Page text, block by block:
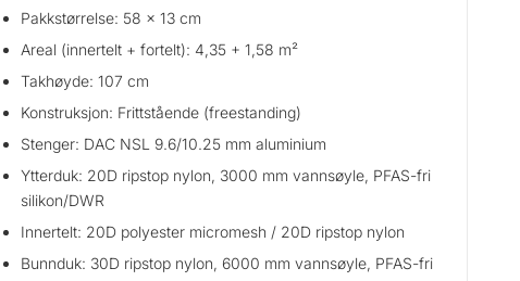
Pakkstørrelse: 58 x 13 cm
Areal (innertelt + fortelt): 4,35 + 1,58 m²
Takhøyde: 107 cm
Konstruksjon: Frittstående (freestanding)
Stenger: DAC NSL 9.6/10.25 mm aluminium
Ytterduk: 20D ripstop nylon, 3000 mm vannsøyle, PFAS-fri
silikon/DWR
Innertelt: 20D polyester micromesh / 20D ripstop nylon
Bunnduk: 30D ripstop nylon, 6000 mm vannsøyle, PFAS-fri